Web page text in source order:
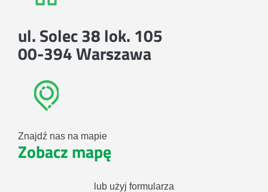
ul. Solec 38 lok. 105
00-394 Warszawa
Znajdź nas na mapie
Zobacz mapę
lub użyj formularza